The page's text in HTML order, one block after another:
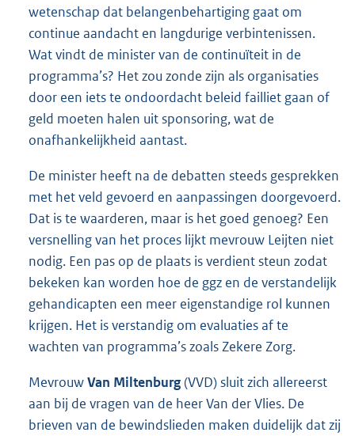
wetenschap dat belangenbehartiging gaat om
continue aandacht en langdurige verbintenissen.
Wat vindt de minister van de continuïteit in de
programma’s? Het zou zonde zijn als organisaties
door een iets te ondoordacht beleid failliet gaan of
geld moeten halen uit sponsoring, wat de
onafhankelijkheid aantast.
De minister heeft na de debatten steeds gesprekken
met het veld gevoerd en aanpassingen doorgevoerd.
Dat is te waarderen, maar is het goed genoeg? Een
versnelling van het proces lijkt mevrouw Leijten niet
nodig. Een pas op de plaats is verdient steun zodat
bekeken kan worden hoe de ggz en de verstandelijk
gehandicapten een meer eigenstandige rol kunnen
krijgen. Het is verstandig om evaluaties af te
wachten van programma’s zoals Zekere Zorg.
MevrouwVan Miltenburg(VVD) sluit zich allereerst
aan bij de vragen van de heer Van der Vlies. De
brieven van de bewindslieden maken duidelijk dat zij